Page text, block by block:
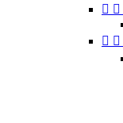
 
 